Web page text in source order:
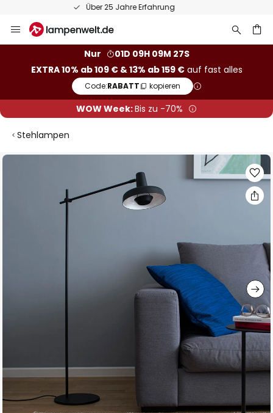
50 Tage kostenlose Retoure
Inhalt
Nur
01D 09H 09M 27S
EXTRA 10% ab 109 € & 13% ab 159 €auf fast alles
Code:RABATT kopieren
WOW Week:Bis zu -70%
Stehlampen
Zum